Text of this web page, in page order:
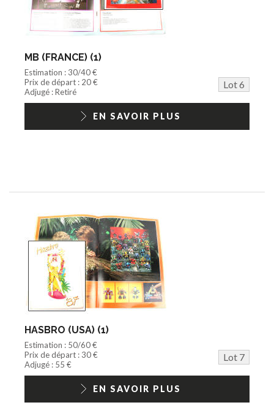
MB (FRANCE) (1)
Estimation : 30/40 €
Prix de départ : 20 €
Lot 6
Adjugé : Retiré
EN SAVOIR PLUS
HASBRO (USA) (1)
Estimation : 50/60 €
Prix de départ : 30 €
Lot 7
Adjugé : 55 €
EN SAVOIR PLUS